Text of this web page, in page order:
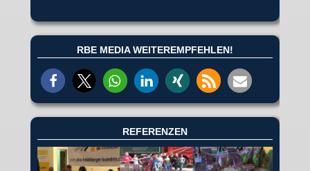
RBE MEDIA WEITEREMPFEHLEN!
REFERENZEN